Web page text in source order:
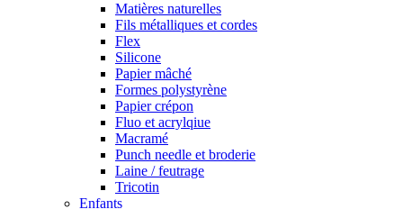
Matières naturelles
Fils métalliques et cordes
Flex
Silicone
Papier mâché
Formes polystyrène
Papier crépon
Fluo et acrylqiue
Macramé
Punch needle et broderie
Laine / feutrage
Tricotin
Enfants